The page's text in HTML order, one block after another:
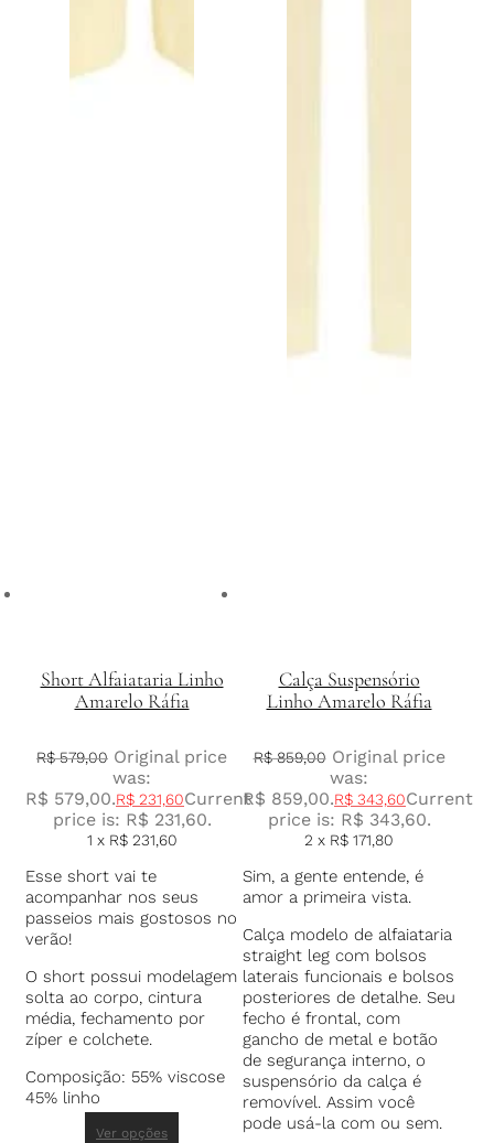
Short Alfaiataria Linho
Amarelo Ráfia
R$579,00 Original price
was:
R$ 579,00.R$ 231,60Current
price is: R$ 231,60.
1 x R$231,60
Esse short vai te
acompanhar nos seus
passeios mais gostosos no
verão!
O short possui modelagem
solta ao corpo, cintura
média, fechamento por
zíper e colchete.
Composição: 55% viscose
45% linho
Ver opções
Calça Suspensório
Linho Amarelo Ráfia
R$859,00 Original price
was:
R$ 859,00.R$ 343,60Current
price is: R$ 343,60.
2 x R$ 171,80
Sim, a gente entende, é
amor a primeira vista.
Calça modelo de alfaiataria
straight leg com bolsos
laterais funcionais e bolsos
posteriores de detalhe. Seu
fecho é frontal, com
gancho de metal e botão
de segurança interno, o
suspensório da calça é
removível. Assim você
pode usá-la com ou sem.